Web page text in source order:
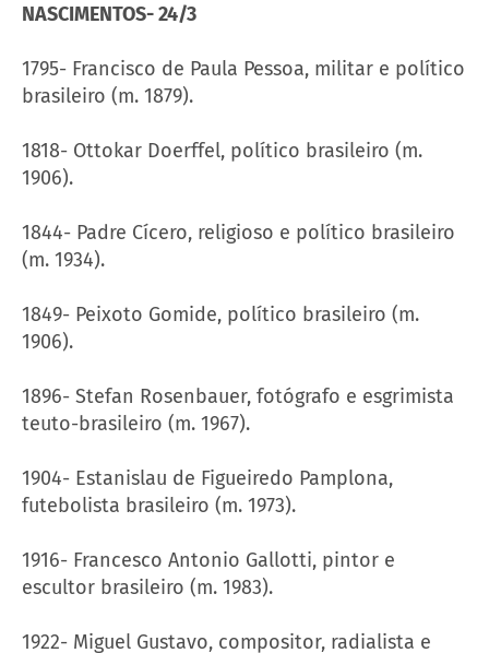
NASCIMENTOS- 24/3
1795- Francisco de Paula Pessoa, militar e político
brasileiro (m. 1879).
1818- Ottokar Doerffel, político brasileiro (m.
1906).
1844- Padre Cícero, religioso e político brasileiro
(m. 1934).
1849- Peixoto Gomide, político brasileiro (m.
1906).
1896- Stefan Rosenbauer, fotógrafo e esgrimista
teuto-brasileiro (m. 1967).
1904- Estanislau de Figueiredo Pamplona,
futebolista brasileiro (m. 1973).
1916- Francesco Antonio Gallotti, pintor e
escultor brasileiro (m. 1983).
1922- Miguel Gustavo, compositor, radialista e